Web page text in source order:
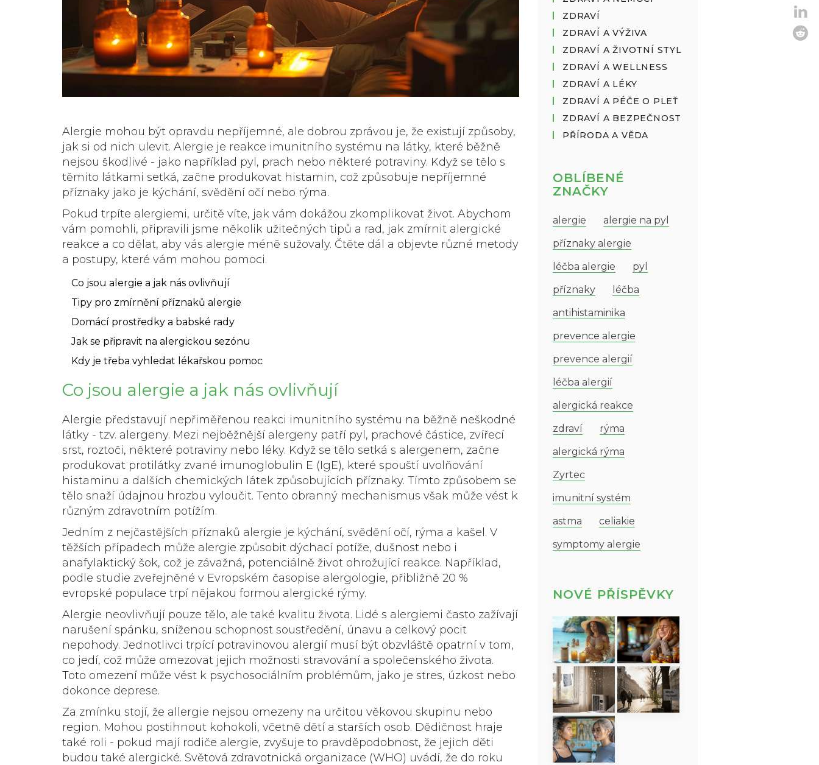
Alergie mohou být opravdu nepříjemné, ale dobrou zprávou je, že existují způsoby,
jak si od nich ulevit. Alergie je reakce imunitního systému na látky, které běžně
nejsou škodlivé - jako například pyl, prach nebo některé potraviny. Když se tělo s
těmito látkami setká, začne produkovat histamin, což způsobuje nepříjemné
příznaky jako je kýchání, svědění očí nebo rýma.
Pokud trpíte alergiemi, určitě víte, jak vám dokážou zkomplikovat život. Abychom
vám pomohli, připravili jsme několik užitečných tipů a rad, jak zmírnit alergické
reakce a co dělat, aby vás alergie méně sužovaly. Čtěte dál a objevte různé metody
a postupy, které vám mohou pomoci.
Co jsou alergie a jak nás ovlivňují
Tipy pro zmírnění příznaků alergie
Domácí prostředky a babské rady
Jak se připravit na alergickou sezónu
Kdy je třeba vyhledat lékařskou pomoc
Co jsou alergie a jak nás ovlivňují
Alergie představují nepřiměřenou reakci imunitního systému na běžně neškodné
látky - tzv. alergeny. Mezi nejběžnější alergeny patří pyl, prachové částice, zvířecí
srst, roztoči, některé potraviny nebo léky. Když se tělo setká s alergenem, začne
produkovat protilátky zvané imunoglobulin E (IgE), které spouští uvolňování
histaminu a dalších chemických látek způsobujících příznaky. Tímto způsobem se
tělo snaží údajnou hrozbu vyloučit. Tento obranný mechanismus však může vést k
různým zdravotním potížím.
Jedním z nejčastějších příznaků alergie je kýchání, svědění očí, rýma a kašel. V
těžších případech může alergie způsobit dýchací potíže, dušnost nebo i
anafylaktický šok, což je závažná, potenciálně život ohrožující reakce. Například,
podle studie zveřejněné v Evropském časopise alergologie, přibližně 20 %
evropské populace trpí nějakou formou alergické rýmy.
Alergie neovlivňují pouze tělo, ale také kvalitu života. Lidé s alergiemi často zažívají
narušení spánku, sníženou schopnost soustředění, únavu a celkový pocit
nepohody. Jednotlivci trpící potravinovou alergií musí být obzvláště opatrní v tom,
co jedí, což může omezovat jejich možnosti stravování a společenského života.
Toto omezení může vést k psychosociálním problémům, jako je stres, úzkost nebo
dokonce deprese.
Za zmínku stojí, že allergie nejsou omezeny na určitou věkovou skupinu nebo
region. Mohou postihnout kohokoli, včetně dětí a starších osob. Dědičnost hraje
také roli - pokud mají rodiče alergie, zvyšuje to pravděpodobnost, že jejich děti
budou také alergické. Světová zdravotnická organizace (WHO) uvádí, že do roku
ZDRAVÍ
ZDRAVÍ A VÝŽIVA
ZDRAVÍ A ŽIVOTNÍ STYL
ZDRAVÍ A WELLNESS
ZDRAVÍ A LÉKY
ZDRAVÍ A PÉČE O PLEŤ
ZDRAVÍ A BEZPEČNOST
PŘÍRODA A VĚDA
OBLÍBENÉ
ZNAČKY
alergie
alergie na pyl
příznaky alergie
léčba alergie
pyl
příznaky
léčba
antihistaminika
prevence alergie
prevence alergií
léčba alergií
alergická reakce
zdraví
rýma
alergická rýma
Zyrtec
imunitní systém
astma
celiakie
symptomy alergie
NOVÉ PŘÍSPĚVKY